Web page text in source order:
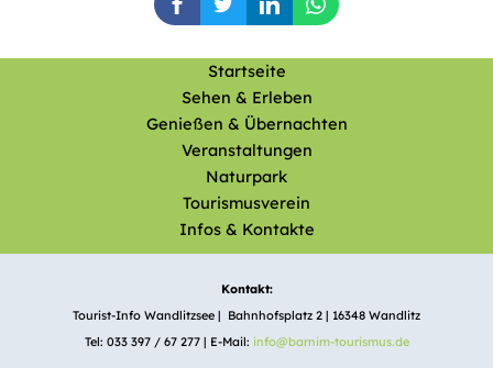
Startseite
Sehen & Erleben
Genießen & Übernachten
Veranstaltungen
Naturpark
Tourismusverein
Infos & Kontakte
Kontakt:
Tourist-Info Wandlitzsee | Bahnhofsplatz 2 | 16348 Wandlitz
Tel: 033 397 / 67 277 | E-Mail: info@barnim-tourismus.de